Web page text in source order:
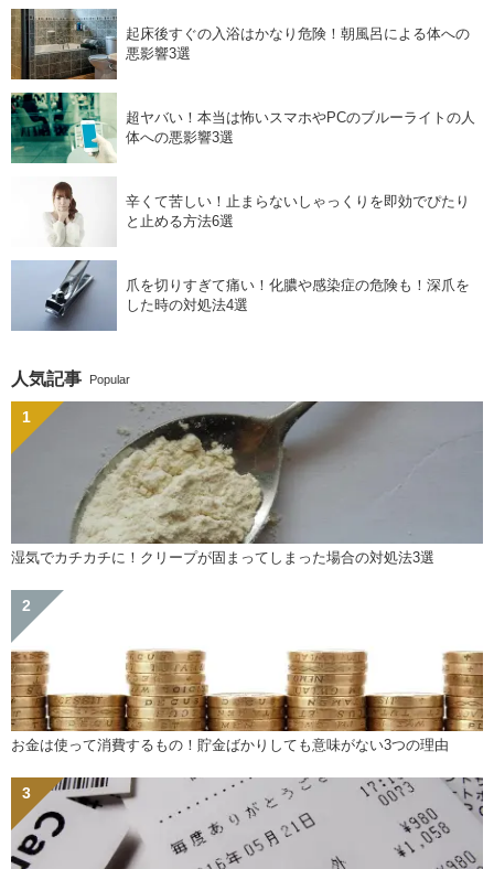
起床後すぐの入浴はかなり危険！朝風呂による体への
悪影響3選
超ヤバい！本当は怖いスマホやPCのブルーライトの人
体への悪影響3選
辛くて苦しい！止まらないしゃっくりを即効でぴたり
と止める方法6選
爪を切りすぎて痛い！化膿や感染症の危険も！深爪を
した時の対処法4選
人気記事 Popular
湿気でカチカチに！クリープが固まってしまった場合の対処法3選
お金は使って消費するもの！貯金ばかりしても意味がない3つの理由